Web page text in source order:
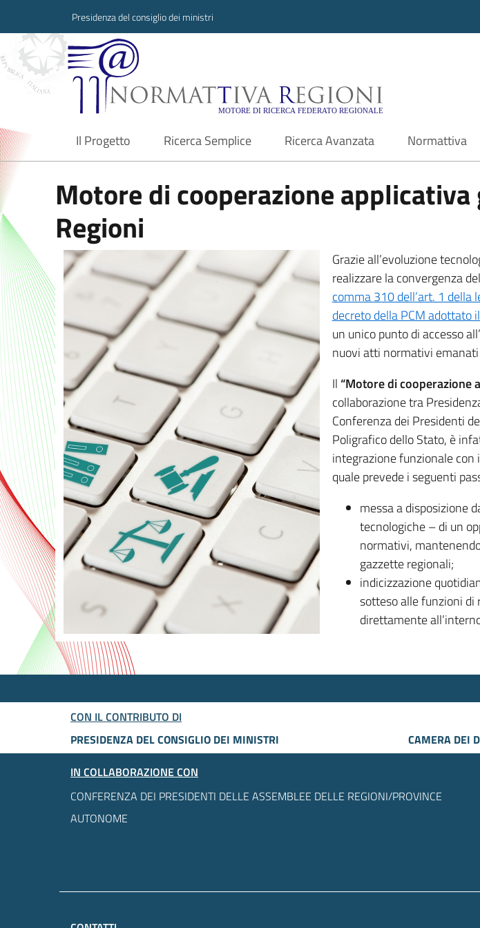
Presidenza del consiglio dei ministri
Normattiva Regioni - Motore
Il Progetto
current Ricerca Semplice Ricerca Avanzata Normattiva
Motore di cooperazione
Regioni
Grazie all’evoluzione
realizzare la convergenza
comma 310 dell’art. 1
decreto della PCM adottato
un unico punto di accesso
nuovi atti normativi
Il “Motore di cooperazione
collaborazione tra
Conferenza dei Presidenti
Poligrafico dello Stato, è
integrazione funzionale
quale prevede i seguenti
messa a disposizione
tecnologiche – di un
normativi,
gazzette regionali;
indicizzazione
sotteso alle funzioni di
direttamente
CON IL CONTRIBUTO DI
PRESIDENZA DEL CONSIGLIO DEI MINISTRI
CAMERA DEI
IN COLLABORAZIONE CON
CONFERENZA DEI PRESIDENTI DELLE ASSEMBLEE DELLE REGIONI/PROVINCE
AUTONOME